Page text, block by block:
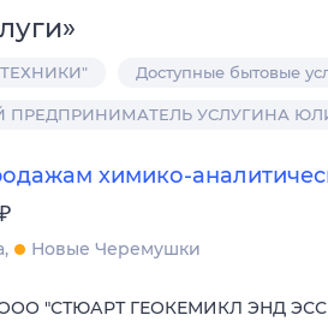
Карьера
Авто
Жизненные
»
Доступные бытовые
УСЛУГИНА
химико-
₽
Новые Черемушки
ООО "СТЮАРТ ГЕОКЕМИКЛ ЭНД